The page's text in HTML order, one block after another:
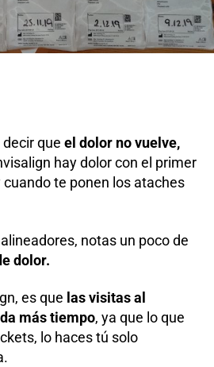
que el dolor no vuelve,
hay dolor con el primer
te ponen los ataches
notas un poco de
dolor.
es que las visitas al
más tiempo, ya que lo que
lo haces tú solo